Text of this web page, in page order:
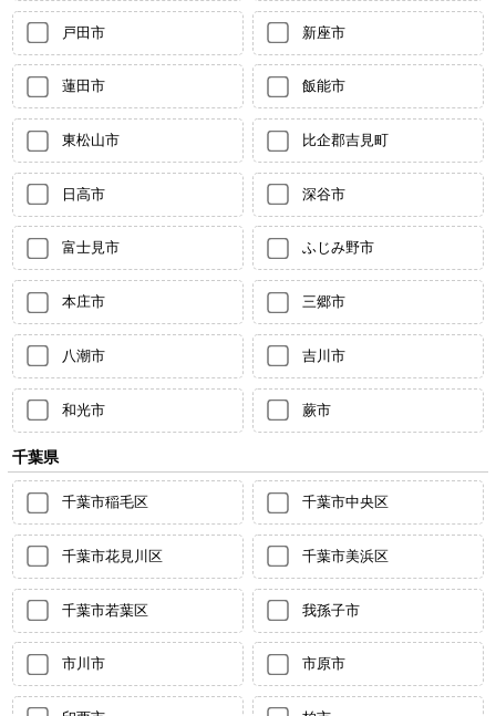
戸田市 新座市
蓮田市 飯能市
東松山市 比企郡吉見町
日高市 深谷市
富士見市 ふじみ野市
本庄市 三郷市
八潮市 吉川市
和光市 蕨市
千葉県
千葉市稲毛区 千葉市中央区
千葉市花見川区 千葉市美浜区
千葉市若葉区 我孫子市
市川市 市原市